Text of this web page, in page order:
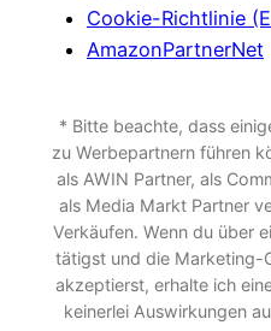
Cookie-Richtlinie
AmazonPartnerNet
* Bitte beachte, dass
zu Werbepartnern führen
als AWIN Partner, als
als Media Markt Partner
Verkäufen. Wenn du über
tätigst und die Marketing-
akzeptierst, erhalte ich
keinerlei Auswirkungen